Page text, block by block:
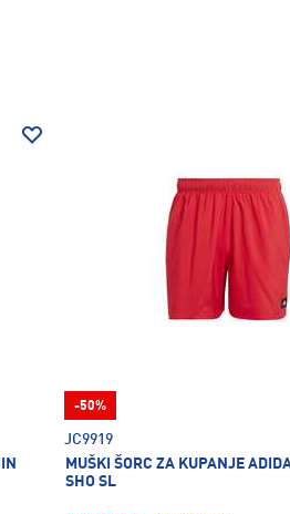
JC9919
MUŠKI ŠORC ZA KUPANJE
SHO SL
-50%